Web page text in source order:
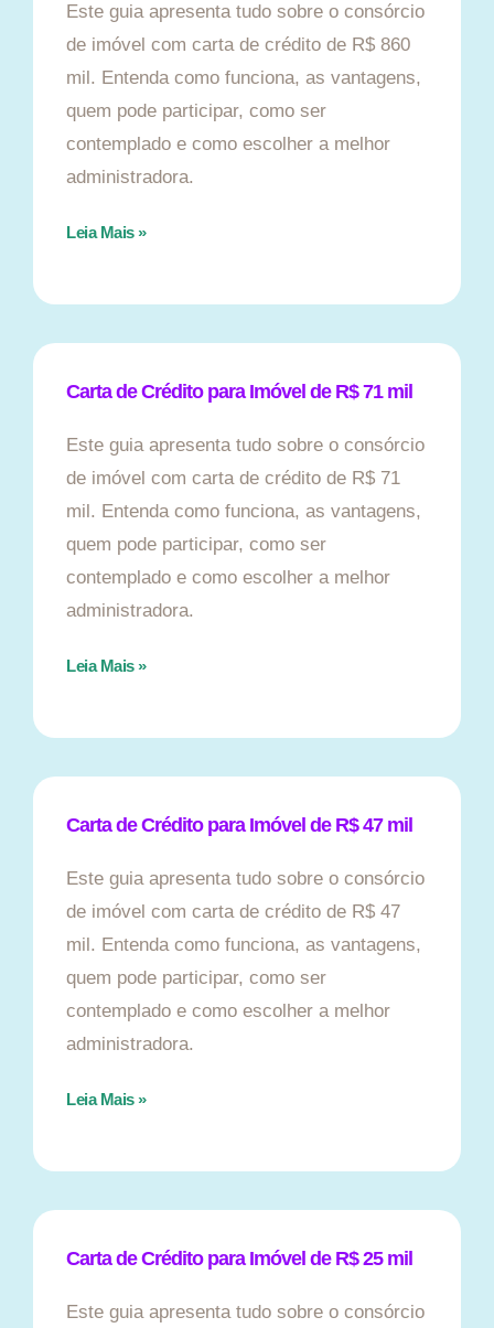
Este guia apresenta tudo sobre o consórcio
de imóvel com carta de crédito de R$ 860
mil. Entenda como funciona, as vantagens,
quem pode participar, como ser
contemplado e como escolher a melhor
administradora.
Leia Mais »
Carta de Crédito para Imóvel de R$ 71 mil
Este guia apresenta tudo sobre o consórcio
de imóvel com carta de crédito de R$ 71
mil. Entenda como funciona, as vantagens,
quem pode participar, como ser
contemplado e como escolher a melhor
administradora.
Leia Mais »
Carta de Crédito para Imóvel de R$ 47 mil
Este guia apresenta tudo sobre o consórcio
de imóvel com carta de crédito de R$ 47
mil. Entenda como funciona, as vantagens,
quem pode participar, como ser
contemplado e como escolher a melhor
administradora.
Leia Mais »
Carta de Crédito para Imóvel de R$ 25 mil
Este guia apresenta tudo sobre o consórcio